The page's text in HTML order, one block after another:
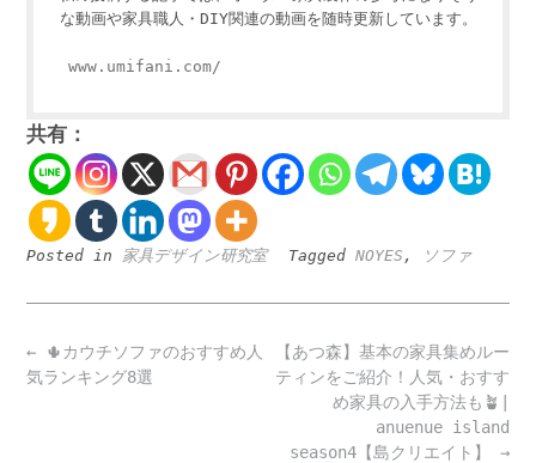
な動画や家具職人・DIY関連の動画を随時更新しています。
www.umifani.com/
共有：
Posted in 家具デザイン研究室 Tagged NOYES , ソファ
Post
navigation
【あつ森】基本の家具集めルー
ティンをご紹介！人気・おすす
め家具の入手方法も🪴|
anuenue island
season4【島クリエイト】 →
← 🌵カウチソファのおすすめ人
気ランキング8選